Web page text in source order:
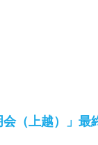
（上越）」最